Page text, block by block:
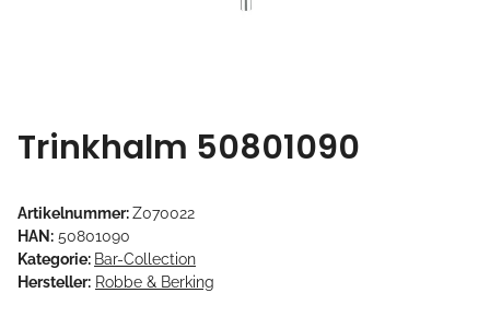
Trinkhalm 50801090
Artikelnummer:Z070022
HAN: 50801090
Kategorie: Bar-Collection
Hersteller: Robbe & Berking